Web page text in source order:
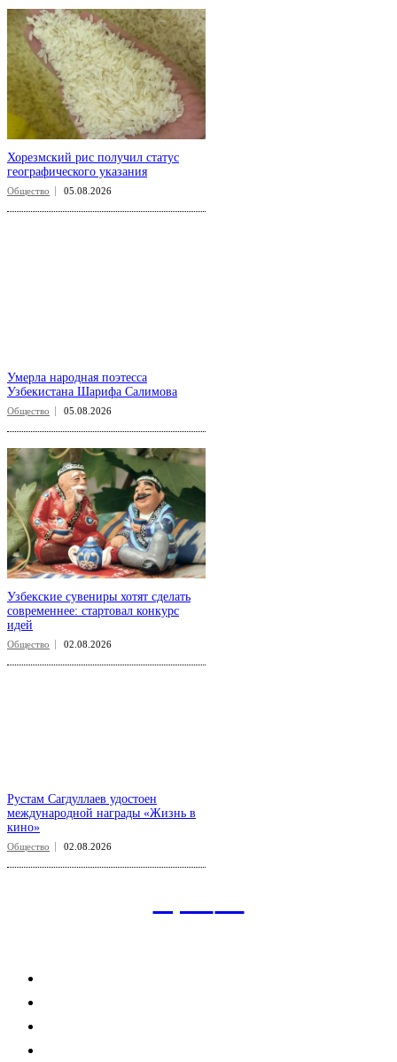
Хорезмский рис получил статус
географического указания
Общество 05.08.2026
Умерла народная поэтесса
Узбекистана Шарифа Салимова
Общество 05.08.2026
Узбекские сувениры хотят сделать
современнее: стартовал конкурс
идей
Общество 02.08.2026
Рустам Сагдуллаев удостоен
международной награды «Жизнь в
кино»
Общество 02.08.2026